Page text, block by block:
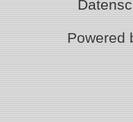
Powered